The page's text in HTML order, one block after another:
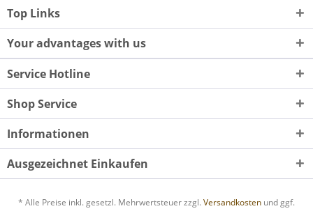
Top Links
Your advantages with us
Service Hotline
Shop Service
Informationen
Ausgezeichnet Einkaufen
* Alle Preise inkl. gesetzl. Mehrwertsteuer zzgl. Versandkosten und ggf.